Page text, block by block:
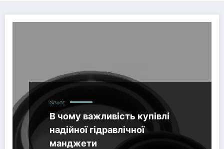
РАЗНОЕ
В чому важливість купівлі
надійної гідравлічної
манджети